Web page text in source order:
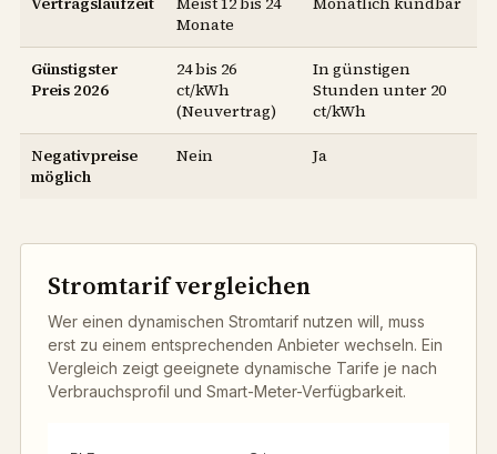
Monate
Günstigster
Preis 2026
24 bis 26
ct/kWh
(Neuvertrag)
In günstigen
Stunden unter 20
ct/kWh
Negativpreise
möglich
Nein Ja
Stromtarif vergleichen
Wer einen dynamischen Stromtarif nutzen will, muss
erst zu einem entsprechenden Anbieter wechseln. Ein
Vergleich zeigt geeignete dynamische Tarife je nach
Verbrauchsprofil und Smart-Meter-Verfügbarkeit.